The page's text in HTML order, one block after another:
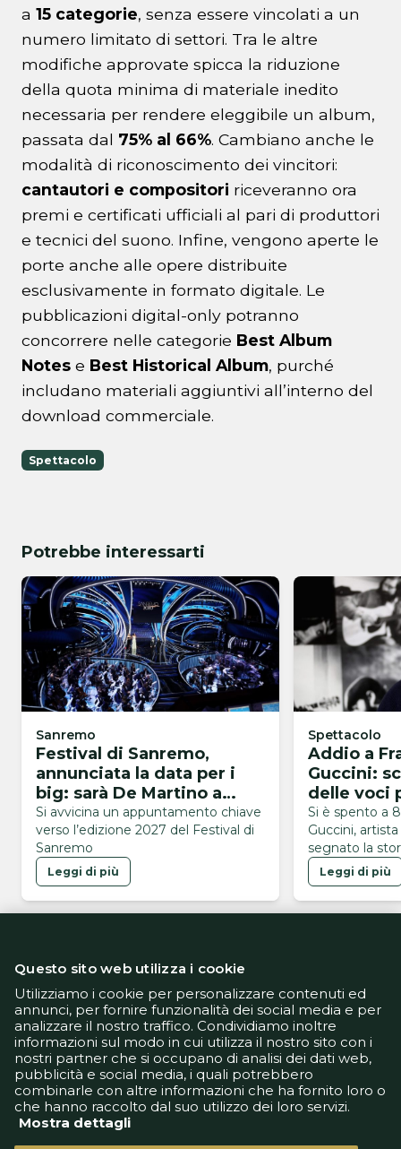
a 15 categorie, senza essere vincolati a un
numero limitato di settori. Tra le altre
modifiche approvate spicca la riduzione
della quota minima di materiale inedito
necessaria per rendere eleggibile un album,
passata dal 75% al 66%. Cambiano anche le
modalità di riconoscimento dei vincitori:
cantautori e compositori riceveranno ora
premi e certificati ufficiali al pari di produttori
e tecnici del suono. Infine, vengono aperte le
porte anche alle opere distribuite
esclusivamente in formato digitale. Le
pubblicazioni digital-only potranno
concorrere nelle categorie Best Album
Notes e Best Historical Album, purché
includano materiali aggiuntivi all’interno del
download commerciale.
Spettacolo
Potrebbe interessarti
Sanremo
Festival di Sanremo,
annunciata la data per i
big: sarà De Martino a
svelare il cast
Si avvicina un appuntamento chiave
verso l’edizione 2027 del Festival di
Sanremo
Leggi di più
Spettacolo
Addio a
Guccini:
delle voci
della
Si è spento a
Guccini,
segnato la
popolare del
Leggi di più
Informativa Privacy
Informativa Cookie
Tech App
Gestione preferenze
support@goldbetlive.it
Questo sito web utilizza i cookie
Utilizziamo i cookie per personalizzare contenuti ed
annunci, per fornire funzionalità dei social media e per
analizzare il nostro traffico. Condividiamo inoltre
informazioni sul modo in cui utilizza il nostro sito con i
nostri partner che si occupano di analisi dei dati web,
pubblicità e social media, i quali potrebbero
combinarle con altre informazioni che ha fornito loro o
che hanno raccolto dal suo utilizzo dei loro servizi.
Mostra dettagli